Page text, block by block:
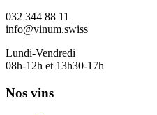
032 344 88 11
info@vinum.swiss
Lundi-Vendredi
08h-12h et 13h30-17h
Nos vins